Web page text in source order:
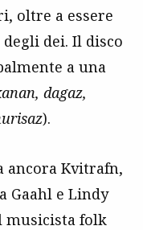
oltre a essere
dei. Il disco
a una
dagaz,
).
ancora Kvitrafn,
Gaahl e Lindy
musicista folk